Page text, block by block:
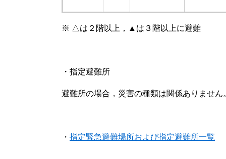
※ △は２階以上，▲は３階以上に避難
・指定避難所
避難所の場合，災害の種類は関係ありません
・ 指定緊急避難場所および指定避難所一覧